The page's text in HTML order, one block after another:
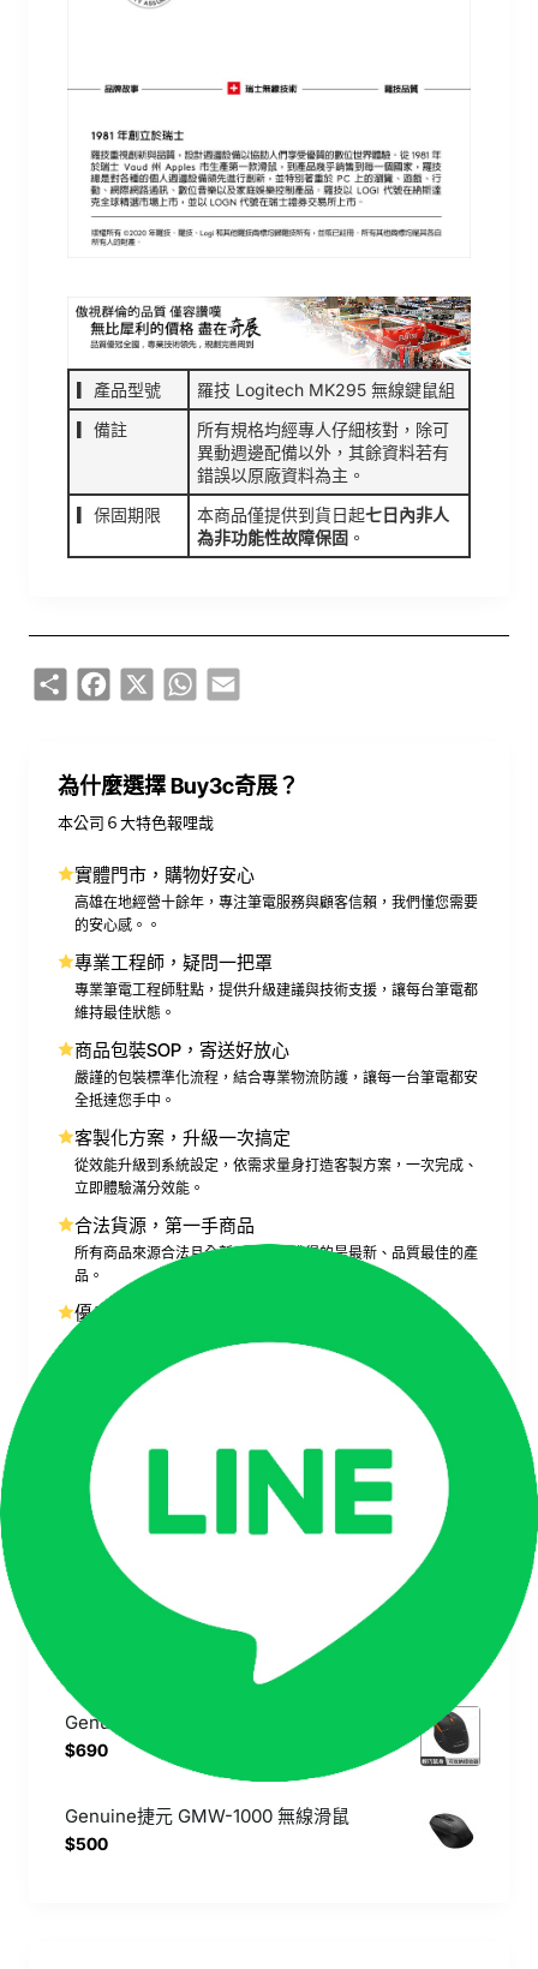
▎產品型號
羅技 Logitech MK295 無線鍵鼠組
▎備註
所有規格均經專人仔細核對，除可
異動週邊配備以外，其餘資料若有
錯誤以原廠資料為主。
▎保固期限
本商品僅提供到貨日起七日內非人
為非功能性故障保固 。
ShareFacebook
X WhatsApp
Email
為什麼選擇 Buy3c奇展？
本公司６大特色報哩哉
實體門市，購物好安心
高雄在地經營十餘年，專注筆電服務與顧客信賴，我們懂您需要
的安心感。。
專業工程師，疑問一把罩
專業筆電工程師駐點，提供升級建議與技術支援，讓每台筆電都
維持最佳狀態。
商品包裝SOP，寄送好放心
嚴謹的包裝標準化流程，結合專業物流防護，讓每一台筆電都安
全抵達您手中。
客製化方案，升級一次搞定
從效能升級到系統設定，依需求量身打造客製方案，一次完成、
立即體驗滿分效能。
合法貨源，第一手商品
所有商品來源合法且全新，確保您獲得的是最新、品質最佳的產
品。
優良客服，線上購買如親臨門市
專業客服團隊即時支援，讓線上購買也能享有門市級的貼心服
相似商品
acer 無線行動滑鼠 M-R0028 羅技代工 M215樣式 無線滑鼠 白
ASUS 華碩原廠 WT300 無線滑鼠
Genuine捷元 G350M 無線靜音滑鼠
$690
Genuine捷元 GMW-1000 無線滑鼠
$500